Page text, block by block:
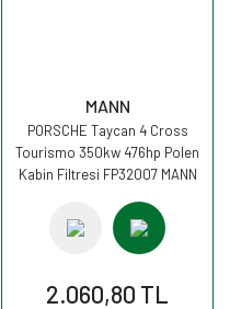
MANN
PORSCHE Taycan 4 Cross
Tourismo 350kw 476hp Polen
Kabin Filtresi FP32007 MANN
2.060,80 TL